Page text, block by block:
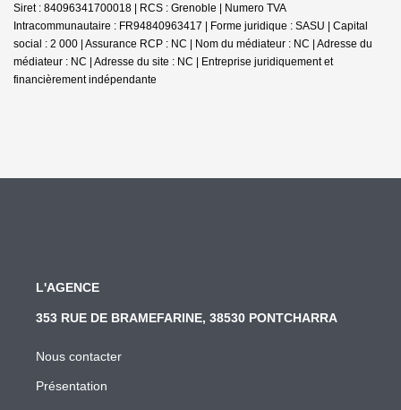
Siret : 84096341700018 | RCS : Grenoble | Numero TVA
Intracommunautaire : FR94840963417 | Forme juridique : SASU | Capital
social : 2 000 | Assurance RCP : NC | Nom du médiateur : NC | Adresse du
médiateur : NC | Adresse du site : NC | Entreprise juridiquement et
financièrement indépendante
L'AGENCE
353 RUE DE BRAMEFARINE, 38530 PONTCHARRA
Nous contacter
Présentation